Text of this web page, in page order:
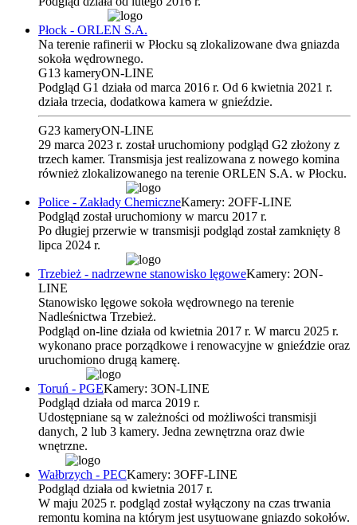
Płock - ORLEN S.A.
Na terenie rafinerii w Płocku są zlokalizowane dwa gniazda
sokoła wędrownego.
G13 kameryON-LINE
Podgląd G1 działa od marca 2016 r. Od 6 kwietnia 2021 r.
działa trzecia, dodatkowa kamera w gnieździe.
G23 kameryON-LINE
29 marca 2023 r. został uruchomiony podgląd G2 złożony z
trzech kamer. Transmisja jest realizowana z nowego komina
również zlokalizowanego na terenie ORLEN S.A. w Płocku.
Police - Zakłady ChemiczneKamery: 2OFF-LINE
Podgląd został uruchomiony w marcu 2017 r.
Po długiej przerwie w transmisji podgląd został zamknięty 8
lipca 2024 r.
Trzebież - nadrzewne stanowisko lęgoweKamery: 2ON-
LINE
Stanowisko lęgowe sokoła wędrownego na terenie
Nadleśnictwa Trzebież.
Podgląd on-line działa od kwietnia 2017 r. W marcu 2025 r.
wykonano prace porządkowe i renowacyjne w gnieździe oraz
uruchomiono drugą kamerę.
Toruń - PGEKamery: 3ON-LINE
Podgląd działa od marca 2019 r.
Udostępniane są w zależności od możliwości transmisji
danych, 2 lub 3 kamery. Jedna zewnętrzna oraz dwie
wnętrzne.
Wałbrzych - PECKamery: 3OFF-LINE
Podgląd działa od kwietnia 2017 r.
W maju 2025 r. podgląd został wyłączony na czas trwania
remontu komina na którym jest usytuowane gniazdo sokołów.